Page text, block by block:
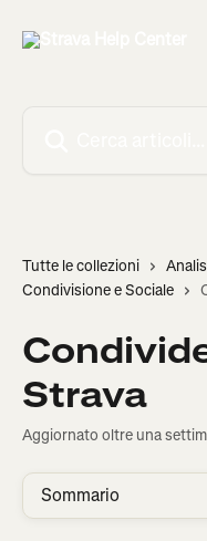
Tutte le collezioni
Condivisione e Sociale
Strava
Aggiornato oltre una
Sommario